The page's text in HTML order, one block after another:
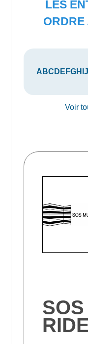
LES
A BC D E FGH J
Voir